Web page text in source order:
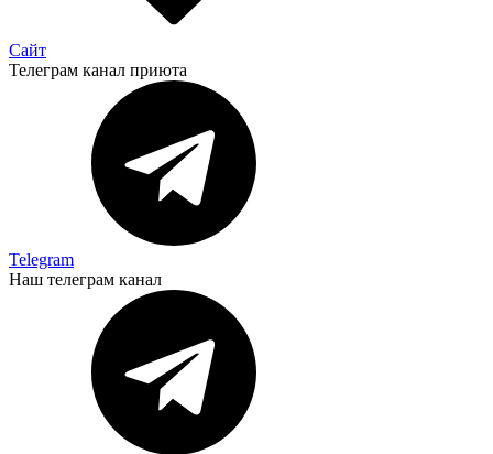
Сайт
Телеграм канал приюта
Telegram
Наш телеграм канал